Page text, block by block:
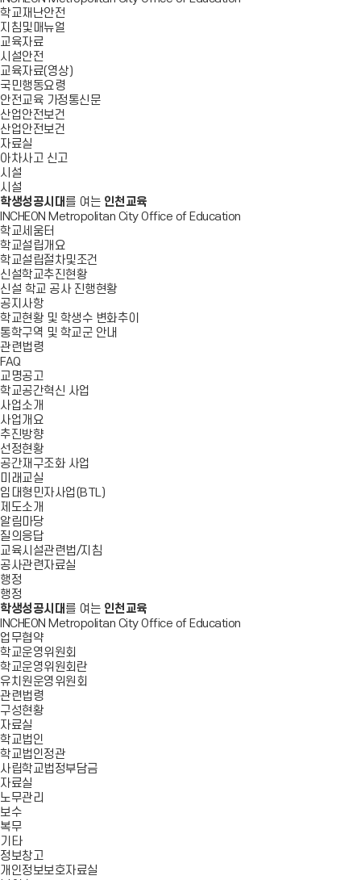
학교재난안전
지침및매뉴얼
교육자료
시설안전
교육자료(영상)
국민행동요령
안전교육 가정통신문
산업안전보건
산업안전보건
자료실
아차사고 신고
시설
시설
학생성공시대 를 여는 인천교육
INCHEON Metropolitan City Office of Education
학교세움터
학교설립개요
학교설립절차및조건
신설학교추진현황
신설 학교 공사 진행현황
공지사항
학교현황 및 학생수 변화추이
통학구역 및 학교군 안내
관련법령
FAQ
교명공고
학교공간혁신 사업
사업소개
사업개요
추진방향
선정현황
공간재구조화 사업
미래교실
임대형민자사업(BTL)
제도소개
알림마당
질의응답
교육시설관련법/지침
공사관련자료실
행정
행정
학생성공시대 를 여는 인천교육
INCHEON Metropolitan City Office of Education
업무협약
학교운영위원회
학교운영위원회란
유치원운영위원회
관련법령
구성현황
자료실
학교법인
학교법인정관
사립학교법정부담금
자료실
노무관리
보수
복무
기타
정보창고
개인정보보호자료실